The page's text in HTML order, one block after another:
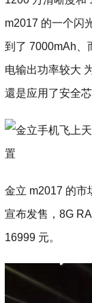
m2017 的一个闪
到了 7000mAh、
电输出功率较大
還是应用了安全
金立 m2017 的市
宣布发售，8G
16999 元。